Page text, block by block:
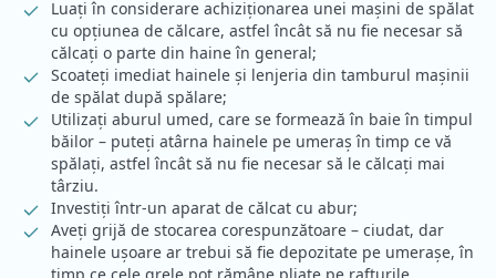
Luați în considerare achiziționarea unei mașini de spălat
cu opțiunea de călcare, astfel încât să nu fie necesar să
călcați o parte din haine în general;
Scoateți imediat hainele și lenjeria din tamburul mașinii
de spălat după spălare;
Utilizați aburul umed, care se formează în baie în timpul
băilor – puteți atârna hainele pe umeraș în timp ce vă
spălați, astfel încât să nu fie necesar să le călcați mai
târziu.
Investiți într-un aparat de călcat cu abur;
Aveți grijă de stocarea corespunzătoare – ciudat, dar
hainele ușoare ar trebui să fie depozitate pe umerașe, în